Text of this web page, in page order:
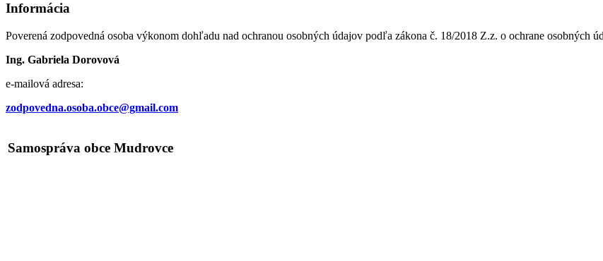
Informácia
Poverená zodpovedná osoba výkonom dohľadu nad ochranou osobných údajov podľa zákona č. 18/2018 Z.z. o ochrane osobných
Ing. Gabriela Dorovová
e-mailová adresa:
zodpovedna.osoba.obce@gmail.com
Samospráva obce Mudrovce